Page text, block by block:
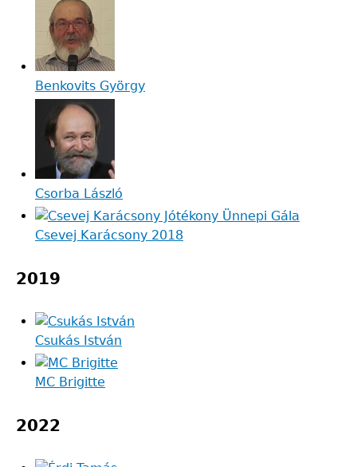
Benkovits György
Csorba László
Csevej Karácsony 2018
2019
Csukás István
MC Brigitte
2022